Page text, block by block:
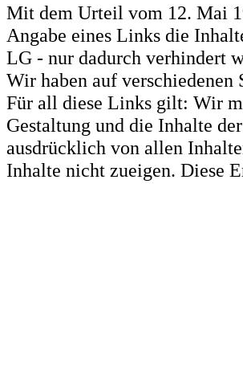
Mit dem Urteil vom 12. Mai
Angabe eines Links die
LG - nur dadurch verhindert
Wir haben auf
Für all diese Links gilt: Wir
Gestaltung und die Inhalte
ausdrücklich von allen
Inhalte nicht zueigen. Diese